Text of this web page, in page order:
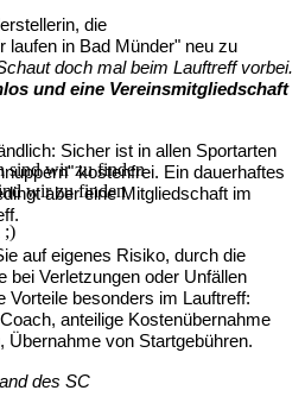
wir zu finden
;)
die
laufen in Bad Münder" neu zu
doch mal beim Lauftreff vorbei.
und eine Vereinsmitgliedschaft
Sicher ist in allen Sportarten
kostenfrei. Ein dauerhaftes
aber eine Mitgliedschaft im
auf eigenes Risiko, durch die
bei Verletzungen oder Unfällen
Vorteile besonders im Lauftreff:
anteilige Kostenübernahme
Übernahme von Startgebühren.
des SC